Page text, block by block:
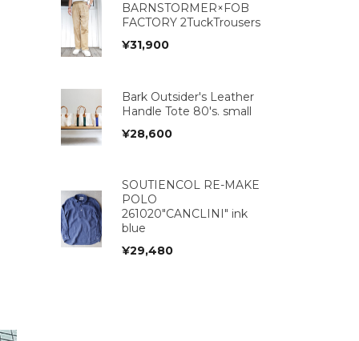
BARNSTORMER×FOB
FACTORY 2TuckTrousers
¥31,900
Bark Outsider's Leather
Handle Tote 80's. small
¥28,600
SOUTIENCOL RE-MAKE
POLO
261020"CANCLINI" ink
blue
¥29,480